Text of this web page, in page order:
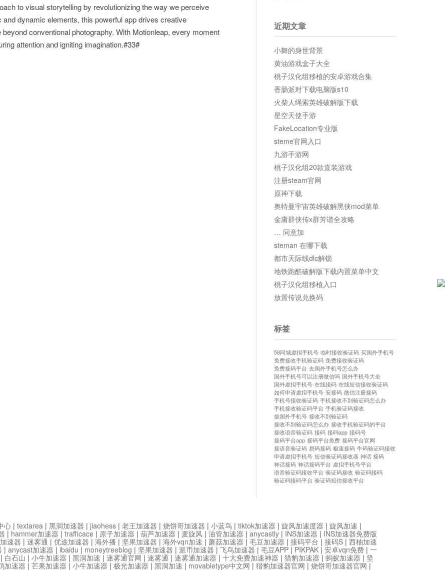
to visual storytelling by revolutionizing the way we perceive
dynamic elements, this powerful app drives creative
conventional photography. With Motionleap, every moment
attention and igniting imagination.#33#
近期文章
小舞的身世背景
黄油游戏盒子大全
桃子汉化组移植的安卓游戏合集
香肠派对下载电脑版s10
火柴人绳索英雄破解版下载
星空天使手游
FakeLocation专业版
steme官网入口
九游手游网
桃子汉化组20款直装游戏
注册steam官网
原神下载
奥特曼宇宙英雄破解黑侠mod菜单
金庸群侠传x群芳谱全攻略
… 同意加
steman 在哪下载
都市天际线dlc解锁
地铁跑酷破解版下载内置菜单中文
桃子汉化组移植入口
放置传说兑换码
标签
58同城虚拟手机号 临时接收验证码 买国外手机号
免费接收手机验证码 免费接收验证码
免费接码平台 去国外手机号怎么办
国外手机号可以注册微信吗 国外手机号大全
国外虚拟手机号 在线接码 在线短信接收验证码
如何申请虚拟手机号 安接码 微信注册接码
手机号接收验证码 手机接收不到验证码怎么办
手机接收验证码平台 手机验证码接收
拔国外手机号 接收不到验证码
接收不到验证码怎么办 接收手机验证码的平台
接收语音验证码 接码 接码app 接码号
接码平台app 接码平台免费 接码平台官网
接语音验证码 易码接码 极速接码 牛码验证码接收
申请虚拟手机号 短信验证码接收器 神话 接码
神话接码 神话接码平台 虚拟手机号平台
语音验证码接收平台 验证码接收 验证码接码
验证码接码平台 验证码短信接收平台
心 | textarea | 黑洞加速器 | jiaohess | 老王加速器 | 烧饼哥加速器 | 小蓝鸟 | tiktok加速器 | 旋风加速度器 | 旋风加速 |
| hammer加速器 | trafficace | 原子加速器 | 葫芦加速器 | 麦旋风 | 油管加速器 | anycastly | INS加速器 | INS加速器免费版
速器 | 迷雾通 | 优途加速器 | 海外播 | 坚果加速器 | 海外vqn加速 | 蘑菇加速器 | 毛豆加速器 | 接码平台 | 接码S | 西柚加速
| anycast加速器 | ibaidu | moneytreeblog | 坚果加速器 | 派币加速器 | 飞鸟加速器 | 毛豆APP | PIKPAK | 安卓vqn免费 | 一
| 白石山 | 小牛加速器 | 黑洞加速 | 迷雾通官网 | 迷雾通 | 迷雾通加速器 | 十大免费加速神器 | 猎豹加速器 | 蚂蚁加速器 | 坚
加速器 | 芒果加速器 | 小牛加速器 | 极光加速器 | 黑洞加速 | movabletype中文网 | 猎豹加速器官网 | 烧饼哥加速器官网 |